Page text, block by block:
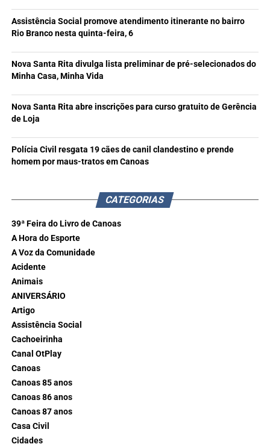
Assistência Social promove atendimento itinerante no bairro
Rio Branco nesta quinta-feira, 6
Nova Santa Rita divulga lista preliminar de pré-selecionados do
Minha Casa, Minha Vida
Nova Santa Rita abre inscrições para curso gratuito de Gerência
de Loja
Polícia Civil resgata 19 cães de canil clandestino e prende
homem por maus-tratos em Canoas
CATEGORIAS
39ª Feira do Livro de Canoas
A Hora do Esporte
A Voz da Comunidade
Acidente
Animais
ANIVERSÁRIO
Artigo
Assistência Social
Cachoeirinha
Canal OtPlay
Canoas
Canoas 85 anos
Canoas 86 anos
Canoas 87 anos
Casa Civil
Cidades